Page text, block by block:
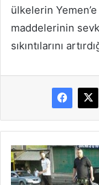
ülkelerin
maddelerinin
sıkıntılarını